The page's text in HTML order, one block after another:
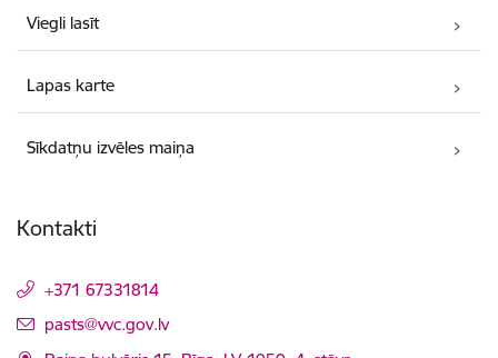
Viegli lasīt
Lapas karte
Sīkdatņu izvēles maiņa
Kontakti
+371 67331814
E-pasts:
pasts@vvc.gov.lv